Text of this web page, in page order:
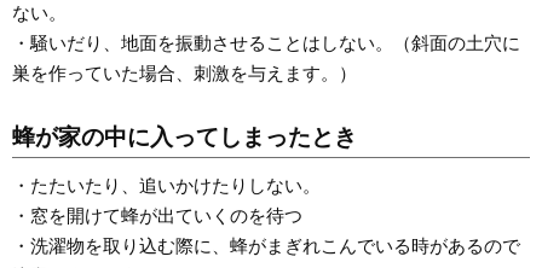
ない。
・騒いだり、地面を振動させることはしない。（斜面の土穴に
巣を作っていた場合、刺激を与えます。）
蜂が家の中に入ってしまったとき
・たたいたり、追いかけたりしない。
・窓を開けて蜂が出ていくのを待つ
・洗濯物を取り込む際に、蜂がまぎれこんでいる時があるので